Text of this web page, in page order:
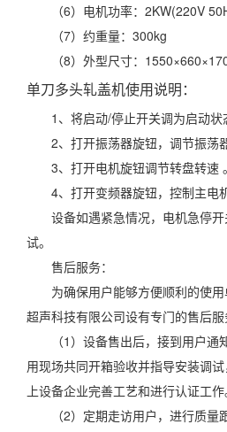
（6）电机功率：2KW(220V
（7）约重量：300kg
（8）外型尺寸：
单刀多头轧盖机使用说明：
1、将启动/停止开关调为启动状
2、打开振荡器旋钮，调节振荡
3、打开电机旋钮调节转盘转速 。
4、打开变频器旋钮，控制主电
设备如遇紧急情况，电机急停
试。
售后服务：
为确保用户能够方便顺利的使
超声科技有限公司设有专门的售后
（1）设备售出后，接到用户
用现场共同开箱验收并指导安装调
上设备企业完善工艺和进行认证工作
（2）定期走访用户，进行质